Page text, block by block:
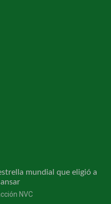
mundial que eligió a
NVC